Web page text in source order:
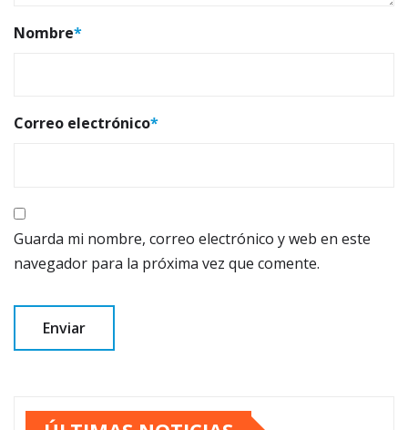
Nombre*
Correo electrónico*
Guarda mi nombre, correo electrónico y web en este
navegador para la próxima vez que comente.